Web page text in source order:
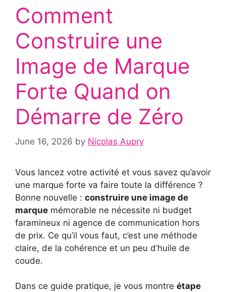
Comment
Construire une
Image de Marque
Forte Quand on
Démarre de Zéro
June 16, 2026 by Nicolas Aupry
Vous lancez votre activité et vous savez qu’avoir
une marque forte va faire toute la différence ?
Bonne nouvelle : construire une image de
marque mémorable ne nécessite ni budget
faramineux ni agence de communication hors
de prix. Ce qu’il vous faut, c’est une méthode
claire, de la cohérence et un peu d’huile de
coude.
Dans ce guide pratique, je vous montre étape